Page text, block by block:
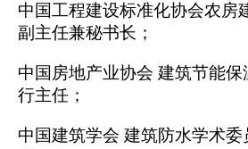
中国工程建设标准化协会农房
副主任兼秘书长；
中国房地产业协会 建筑节能保
行主任；
中国建筑学会 建筑防水学术委